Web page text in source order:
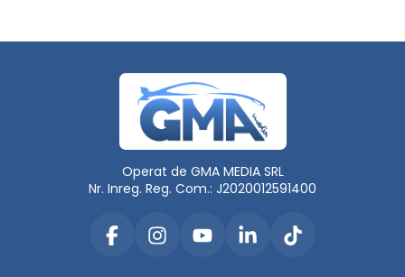
Operat de GMA MEDIA SRL
Nr. Inreg. Reg. Com.: J2020012591400